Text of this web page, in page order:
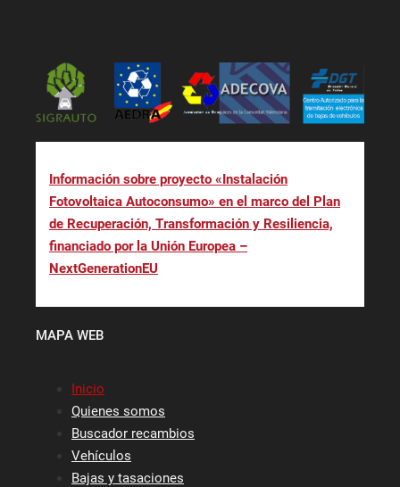
Información sobre proyecto «Instalación
Fotovoltaica Autoconsumo» en el marco del Plan
de Recuperación, Transformación y Resiliencia,
financiado por la Unión Europea –
NextGenerationEU
MAPA WEB
Inicio
Quienes somos
Buscador recambios
Vehículos
Bajas y tasaciones